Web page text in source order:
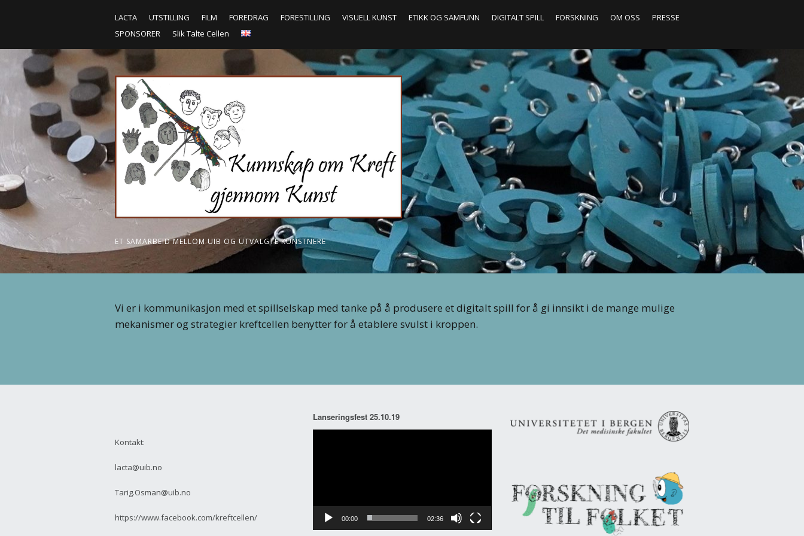
LACTA UTSTILLING FILM FOREDRAG FORESTILLING VISUELL KUNST ETIKK OG SAMFUNN DIGITALT SPILL FORSKNING OM OSS
PRESSE
SPONSORER
Slik Talte Cellen
ET SAMARBEID MELLOM UIB OG UTVALGTE KUNSTNERE
Vi er i kommunikasjon med et spillselskap med tanke på å produsere et digitalt spill for å gi innsikt i de mange mulige
mekanismer og strategier kreftcellen benytter for å etablere svulst i kroppen.
Kontakt:
lacta@uib.no
Tarig.Osman@uib.no
https://www.facebook.com/kreftcellen/
Lanseringsfest 25.10.19
00:00 02:36